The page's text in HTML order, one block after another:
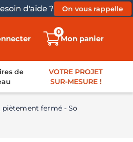
d'aide ? On vous rappelle
Mon panier
0
de
VOTRE PROJET
SUR-MESURE !
piètement fermé - So